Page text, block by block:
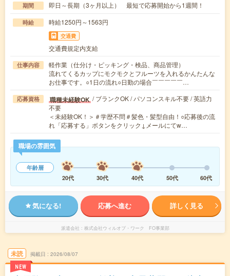
期間 即日～長期（3ヶ月以上） 最短で応募開始から1週間！
時給 時給1250円～1563円
交通費
交通費規定内支給
仕事内容
軽作業（仕分け・ピッキング・検品、商品管理）
流れてくるカップにモクモクとフルーツを入れるかんたんな
お仕事です。○1日の流れ○日勤の場合￣￣￣￣￣…
応募資格 職種未経験OK / ブランクOK / パソコンスキル不要 / 英語力
不要
＜未経験OK！＞＃学歴不問＃髪色・髪型自由！○応募後の流
れ「応募する」ボタンをクリック↓メールにてw…
職場の雰囲気
年齢層
20代
30代 40代 50代 60代
気になる! 応募へ進む 詳しく見る
派遣会社 株式会社ウィルオブ・ワーク FO事業部
未読
NEW
掲載日 2026/08/07